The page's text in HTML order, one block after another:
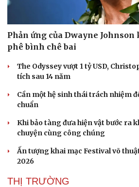
Phản ứng của Dwayne
phê bình chê bai
The Odyssey vượt 1 tỷ USD,
tích sau 14 năm
Cần một hệ sinh thái trách nhiệm
chuẩn
Khi bảo tàng đưa hiện vật bước ra
chuyện cùng công chúng
Ấn tượng khai mạc Festival võ
2026
THỊ TRƯỜNG